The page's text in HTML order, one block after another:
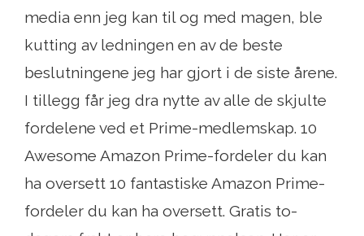
media enn jeg kan til og med magen, ble
kutting av ledningen en av de beste
beslutningene jeg har gjort i de siste årene.
I tillegg får jeg dra nytte av alle de skjulte
fordelene ved et Prime-medlemskap. 10
Awesome Amazon Prime-fordeler du kan
ha oversett 10 fantastiske Amazon Prime-
fordeler du kan ha oversett. Gratis to-